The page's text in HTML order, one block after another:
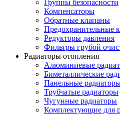
Группы безопасности
Компенсаторы
Обратные клапаны
Предохранительные
Редукторы давления
Фильтры грубой
Радиаторы отопления
Алюминиевые
Биметаллические
Панельные
Трубчатые радиаторы
Чугунные радиаторы
Комплектующие для